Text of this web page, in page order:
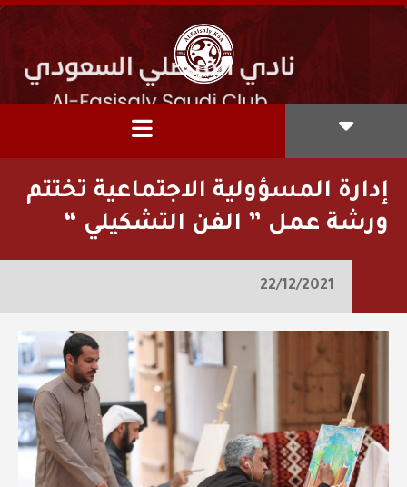
إدارة المسؤولية الاجتماعية تختتم
ورشة عمل ” الفن التشكيلي “
22/12/2021